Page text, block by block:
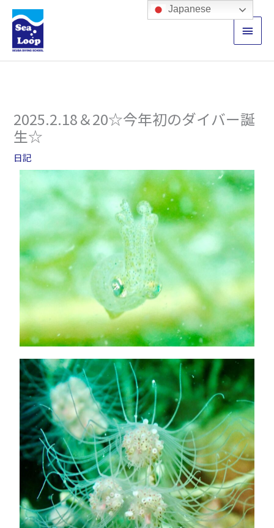
キ
メ
イ
ン
ニ
2025.2.18＆20☆今年初のダイバー誕
生☆
日記
Japanese